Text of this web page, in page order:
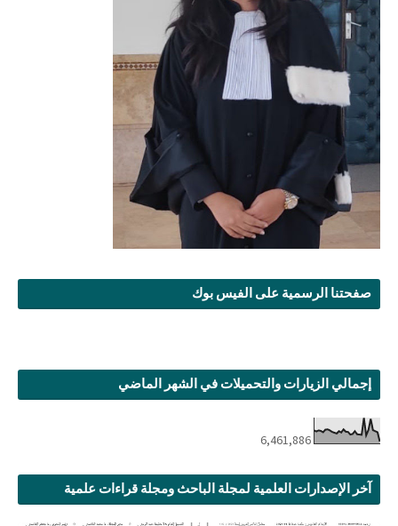
صفحتنا الرسمية على الفيس بوك
إجمالي الزيارات والتحميلات في الشهر الماضي
6,461,886
آخر الإصدارات العلمية لمجلة الباحث ومجلة قراءات علمية